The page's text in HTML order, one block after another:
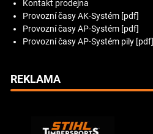
Kontakt prodejna
Provozní časy AK-Systém [pdf]
Provozní časy AP-Systém [pdf]
Provozní časy AP-Systém pily [pdf]
REKLAMA